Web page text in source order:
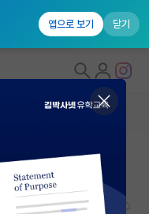
앱으로 보기 닫기